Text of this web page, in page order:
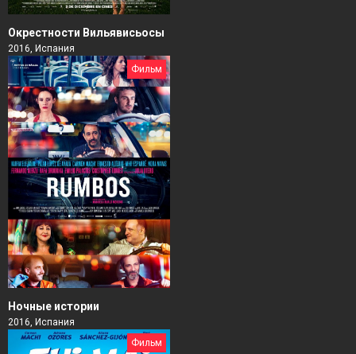
Окрестности Вильявисьосы
2016, Испания
Фильм
Ночные истории
2016, Испания
Фильм